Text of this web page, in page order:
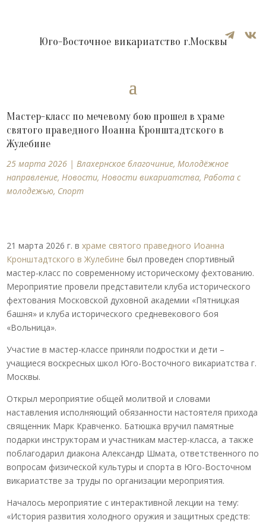
 
Юго-Восточное викариатство г.Москвы
Мастер-класс по мечевому бою прошел в храме
святого праведного Иоанна Кронштадтского в
Жулебине
25 марта 2026 |Влахернское благочиние,Молодёжное
направление,Новости,Новости викариатства,Работа с
молодежью, Спорт
21 марта 2026 г. вхраме святого праведного Иоанна
Кронштадтского в Жулебине был проведен спортивный
мастер-класс по современному историческому фехтованию.
Мероприятие провели представители клуба исторического
фехтования Московской духовной академии «Пятницкая
башня» и клуба исторического средневекового боя
«Вольница».
Участие в мастер-классе приняли подростки и дети –
учащиеся воскресных школ Юго-Восточного викариатства г.
Москвы.
Открыл мероприятие общей молитвой и словами
наставления исполняющий обязанности настоятеля прихода
священник Марк Кравченко. Батюшка вручил памятные
подарки инструкторам и участникам мастер-класса, а также
поблагодарил диакона Александр Шмата, ответственного по
вопросам физической культуры и спорта в Юго-Восточном
викариатстве за труды по организации мероприятия.
Началось мероприятие с интерактивной лекции на тему:
«История развития холодного оружия и защитных средств: